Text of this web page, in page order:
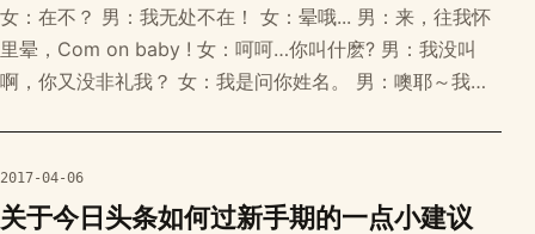
女：在不？ 男：我无处不在！ 女：晕哦... 男：来，往我怀
里晕，Com on baby ! 女：呵呵…你叫什麽? 男：我没叫
啊，你又没非礼我？ 女：我是问你姓名。 男：噢耶～我复
男：你又不是市场里的菜，我占你便宜作甚？ 女：你……
男：噢，扫泪！其实刚
2017-04-06
关于今日头条如何过新手期的一点小建议